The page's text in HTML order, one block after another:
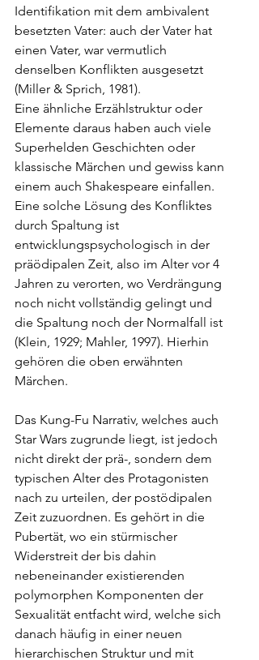
Identifikation mit dem ambivalent
besetzten Vater: auch der Vater hat
einen Vater, war vermutlich
denselben Konflikten ausgesetzt
(Miller & Sprich, 1981).
Eine ähnliche Erzählstruktur oder
Elemente daraus haben auch viele
Superhelden Geschichten oder
klassische Märchen und gewiss kann
einem auch Shakespeare einfallen.
Eine solche Lösung des Konfliktes
durch Spaltung ist
entwicklungspsychologisch in der
präödipalen Zeit, also im Alter vor 4
Jahren zu verorten, wo Verdrängung
noch nicht vollständig gelingt und
die Spaltung noch der Normalfall ist
(Klein, 1929; Mahler, 1997). Hierhin
gehören die oben erwähnten
Märchen.
Das Kung-Fu Narrativ, welches auch
Star Wars zugrunde liegt, ist jedoch
nicht direkt der prä-, sondern dem
typischen Alter des Protagonisten
nach zu urteilen, der postödipalen
Zeit zuzuordnen. Es gehört in die
Pubertät, wo ein stürmischer
Widerstreit der bis dahin
nebeneinander existierenden
polymorphen Komponenten der
Sexualität entfacht wird, welche sich
danach häufig in einer neuen
hierarchischen Struktur und mit